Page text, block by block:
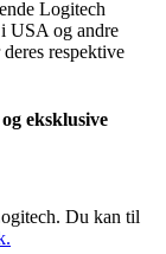
Logitech
USA og andre
respektive
eksklusive
Du kan til